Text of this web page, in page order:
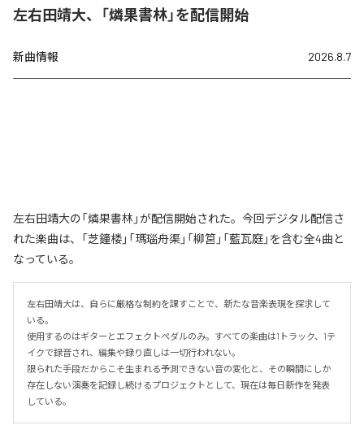
左右田靖大、「燐果書林」を配信開始
新曲情報 2026.8.7
左右田靖大の「燐果書林」が配信開始された。今回デジタル配信さ
れた楽曲は、「芝鐘楼」「瑪瑙舟渠」「柳筥」「藍瓦庭」を含む全4曲と
なっている。
左右田靖大は、自らに厳格な制約を課すことで、新たな音楽表現を探求して
いる。
使用するのはギターとエフェクトペダルのみ。すべての楽曲は1トラック、1テ
イクで録音され、編集や録り直しは一切行われない。
限られた手段だからこそ生まれる予測できない音の変化と、その瞬間にしか
存在しない演奏を記録し続けるプロジェクトとして、現在は毎日新作を発表
している。